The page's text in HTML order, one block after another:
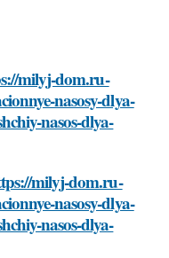
milyj-dom.ru-
nasosy-dlya-
nasos-dlya-
milyj-dom.ru-
nasosy-dlya-
nasos-dlya-